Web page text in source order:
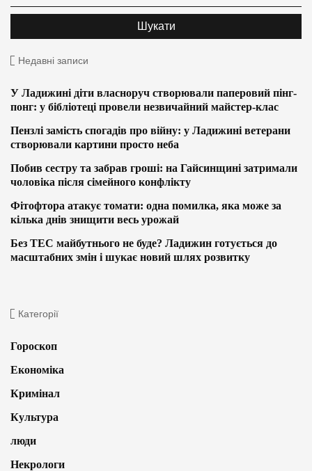
Недавні записи
У Ладижині діти власноруч створювали паперовий пінг-
понг: у бібліотеці провели незвичайний майстер-клас
Пензлі замість спогадів про війну: у Ладижині ветерани
створювали картини просто неба
Побив сестру та забрав гроші: на Гайсинщині затримали
чоловіка після сімейного конфлікту
Фітофтора атакує томати: одна помилка, яка може за
кілька днів знищити весь урожай
Без ТЕС майбутнього не буде? Ладижин готується до
масштабних змін і шукає новий шлях розвитку
Категорії
Гороскоп
Економіка
Кримінал
Культура
люди
Некрологи